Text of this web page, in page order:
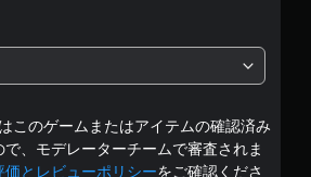
の
1
で
このゲームまたはアイテムの確認済み
、モデレーターチームで審査されま
価とレビューポリシーをご確認くださ